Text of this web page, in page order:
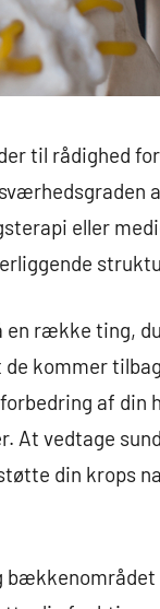
til rådighed
eller
en række ting,
kommer
af din
At vedtage
din krops